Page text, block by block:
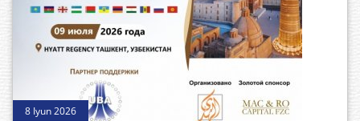
8 Iyun 2026